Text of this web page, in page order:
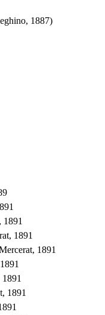
1887)
1891
1891
1891